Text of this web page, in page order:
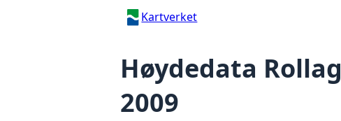
Kartverket
Høydedata Rollag
2009